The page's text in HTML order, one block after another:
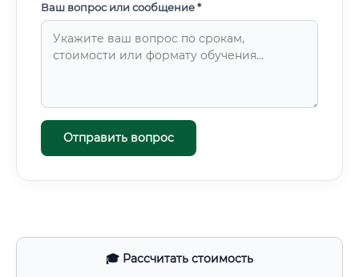
🎓 Рассчитать стоимость
Ваш вопрос или сообщение *
Отправить вопрос